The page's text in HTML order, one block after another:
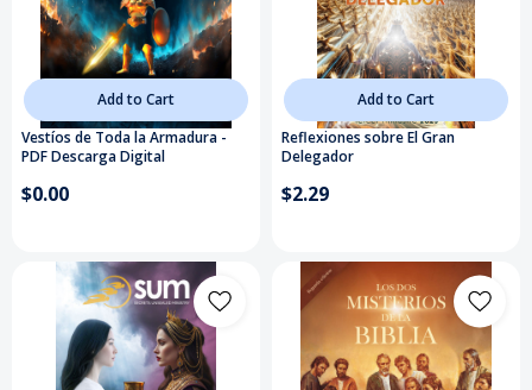
Add to Cart
Vestíos de Toda la Armadura -
PDF Descarga Digital
$0.00
Add to Cart
Reflexiones sobre El Gran
Delegador
$2.29